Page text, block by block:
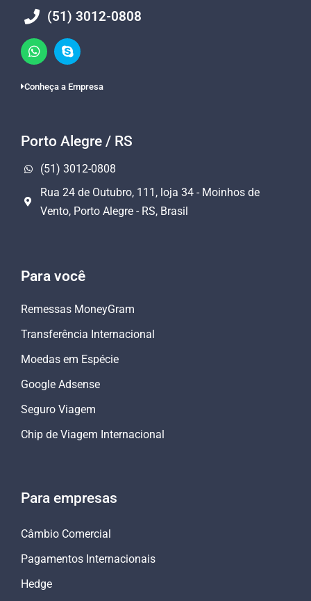
(51) 3012-0808
Conheça a Empresa
Porto Alegre / RS
(51) 3012-0808
Rua 24 de Outubro, 111, loja 34 - Moinhos de
Vento, Porto Alegre - RS, Brasil
Para você
Remessas MoneyGram
Transferência Internacional
Moedas em Espécie
Google Adsense
Seguro Viagem
Chip de Viagem Internacional
Para empresas
Câmbio Comercial
Pagamentos Internacionais
Hedge